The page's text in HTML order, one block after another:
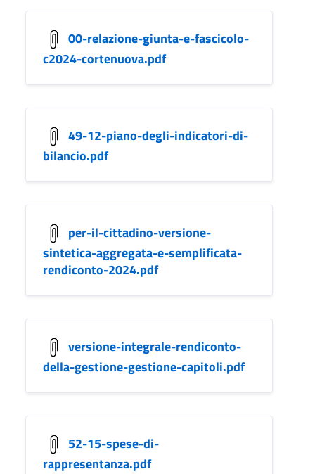
00-relazione-giunta-e-fascicolo-
c2024-cortenuova.pdf
49-12-piano-degli-indicatori-di-
bilancio.pdf
per-il-cittadino-versione-
sintetica-aggregata-e-semplificata-
rendiconto-2024.pdf
versione-integrale-rendiconto-
della-gestione-gestione-capitoli.pdf
52-15-spese-di-
rappresentanza.pdf